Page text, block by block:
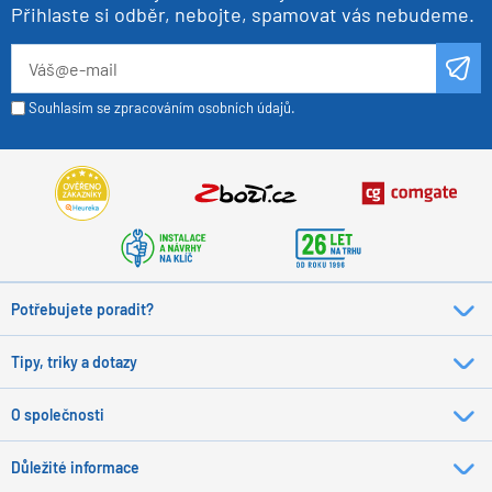
Přihlaste si odběr, nebojte, spamovat vás nebudeme.
Souhlasím se zpracováním osobních údajů.
Potřebujete poradit?
Tipy, triky a dotazy
O společnosti
Důležité informace